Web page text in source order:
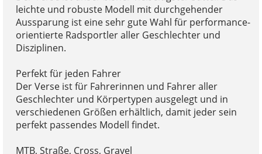
leichte und robuste Modell mit durchgehender
Aussparung ist eine sehr gute Wahl für performance-
orientierte Radsportler aller Geschlechter und
Disziplinen.
Perfekt für jeden Fahrer
Der Verse ist für Fahrerinnen und Fahrer aller
Geschlechter und Körpertypen ausgelegt und in
verschiedenen Größen erhältlich, damit jeder sein
perfekt passendes Modell findet.
MTB, Straße, Cross, Gravel